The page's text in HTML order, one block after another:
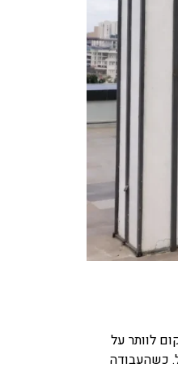
לוותר על
כשהעבודה